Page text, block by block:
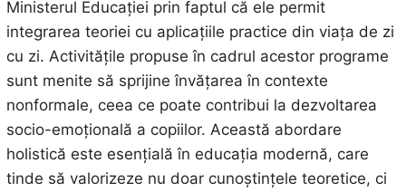
Ministerul Educației prin faptul că ele permit
integrarea teoriei cu aplicațiile practice din viața de zi
cu zi. Activitățile propuse în cadrul acestor programe
sunt menite să sprijine învățarea în contexte
nonformale, ceea ce poate contribui la dezvoltarea
socio-emoțională a copiilor. Această abordare
holistică este esențială în educația modernă, care
tinde să valorizeze nu doar cunoștințele teoretice, ci